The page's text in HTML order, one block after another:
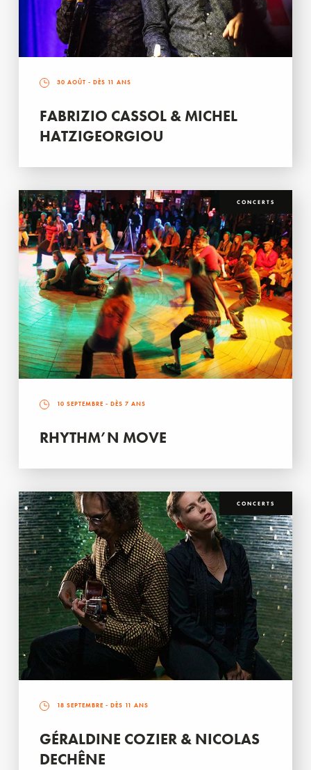
30 AOÛT - DÈS 11 ANS
FABRIZIO CASSOL & MICHEL
HATZIGEORGIOU
CONCERTS
10 SEPTEMBRE - DÈS 7 ANS
RHYTHM’N MOVE
CONCERTS
18 SEPTEMBRE - DÈS 11 ANS
GÉRALDINE COZIER & NICOLAS
DECHÊNE